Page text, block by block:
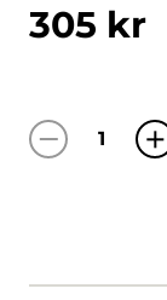
305 kr